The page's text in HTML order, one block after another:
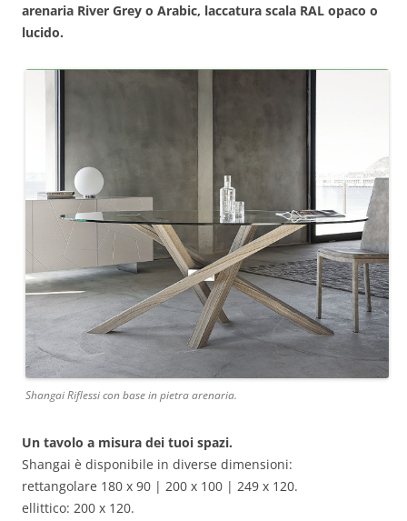
arenaria River Grey o Arabic, laccatura scala RAL opaco o
lucido.
Shangai Riflessi con base in pietra arenaria.
Un tavolo a misura dei tuoi spazi.
Shangai è disponibile in diverse dimensioni:
rettangolare 180 x 90 | 200 x 100 | 249 x 120.
ellittico: 200 x 120.